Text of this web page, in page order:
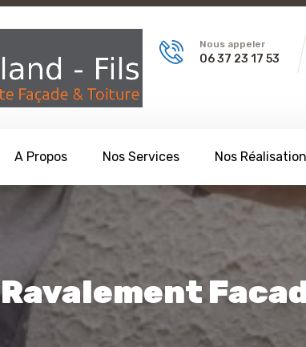
Nous appeler
06 37 23 17 53
A Propos Nos Services Nos
Ravalement